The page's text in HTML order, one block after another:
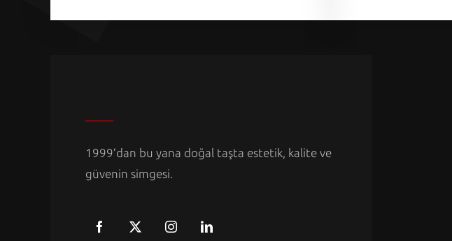
1999’dan bu yana doğal taşta estetik, kalite ve
güvenin simgesi.